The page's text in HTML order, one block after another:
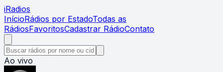
iRadios
InícioRádios por EstadoTodas as
RádiosFavoritosCadastrar RádioContato
Ao vivo